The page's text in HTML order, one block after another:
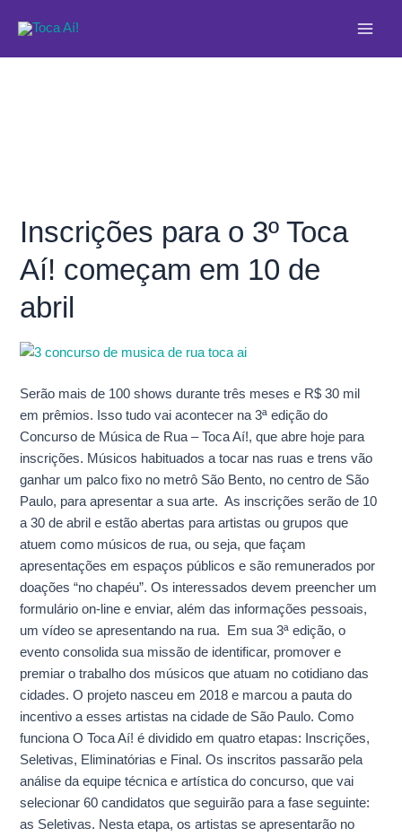
para
Inscrições para o 3º Toca
Aí! começam em 10 de
abril
Serão mais de 100 shows durante três meses e R$ 30 mil
em prêmios. Isso tudo vai acontecer na 3ª edição do
Concurso de Música de Rua – Toca Aí!, que abre hoje para
inscrições. Músicos habituados a tocar nas ruas e trens vão
ganhar um palco fixo no metrô São Bento, no centro de São
Paulo, para apresentar a sua arte. As inscrições serão de 10
a 30 de abril e estão abertas para artistas ou grupos que
atuem como músicos de rua, ou seja, que façam
apresentações em espaços públicos e são remunerados por
doações “no chapéu”. Os interessados devem preencher um
formulário on-line e enviar, além das informações pessoais,
um vídeo se apresentando na rua. Em sua 3ª edição, o
evento consolida sua missão de identificar, promover e
premiar o trabalho dos músicos que atuam no cotidiano das
cidades. O projeto nasceu em 2018 e marcou a pauta do
incentivo a esses artistas na cidade de São Paulo. Como
funciona O Toca Aí! é dividido em quatro etapas: Inscrições,
Seletivas, Eliminatórias e Final. Os inscritos passarão pela
análise da equipe técnica e artística do concurso, que vai
selecionar 60 candidatos que seguirão para a fase seguinte:
as Seletivas. Nesta etapa, os artistas se apresentarão no
Inscrições
para
o
Toca
começam
10
de
abril